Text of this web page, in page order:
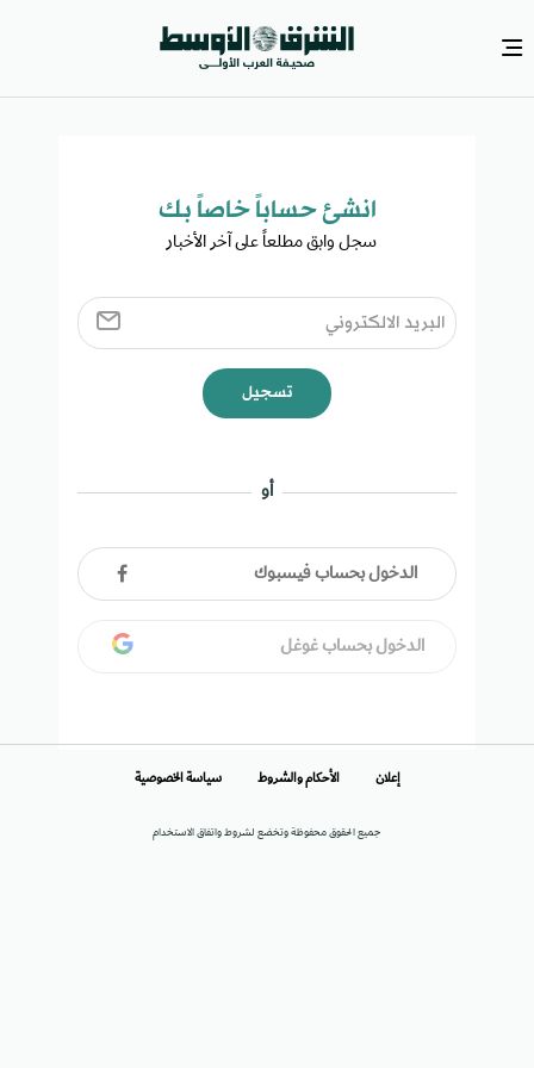
انشئ حساباً خاصاً بك​
سجل وابق مطلعاً على آخر الأخبار ​
تسجيل
أو
الدخول بحساب فيسبوك
الدخول بحساب غوغل
جميع الحقوق محفوظة وتخضع لشروط واتفاق الاستخدام
إعلان الأحكام والشروط سياسة الخصوصية